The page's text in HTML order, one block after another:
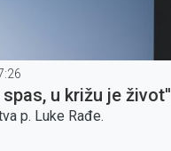
spas, u križu je život''
p. Luke Rađe.